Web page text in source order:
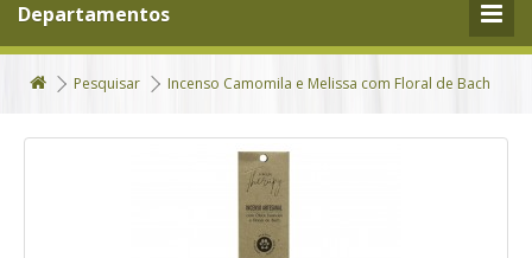
Departamentos
Pesquisar Incenso Camomila e Melissa com Floral de Bach